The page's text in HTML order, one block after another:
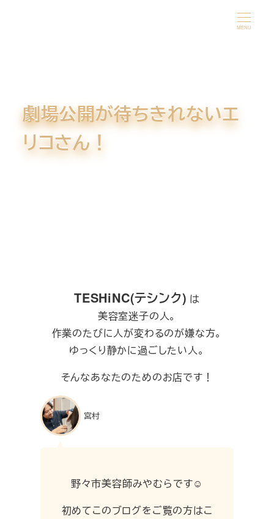
MENU
劇場公開が待ちきれないエ
リコさん！
TESHiNC(テシンク) は
美容室迷子の人。
作業のたびに人が変わるのが嫌な方。
ゆっくり静かに過ごしたい人。
そんなあなたのためのお店です！
宮村
野々市美容師みやむらです☺︎
初めてこのブログをご覧の方はこ